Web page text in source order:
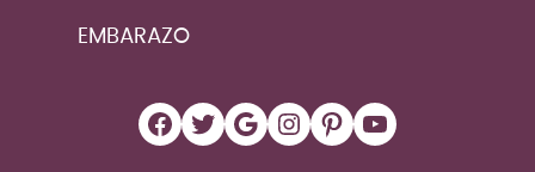
EMBARAZO
Facebook
Twitter
Google
Instagram
Pinterest
YouTube